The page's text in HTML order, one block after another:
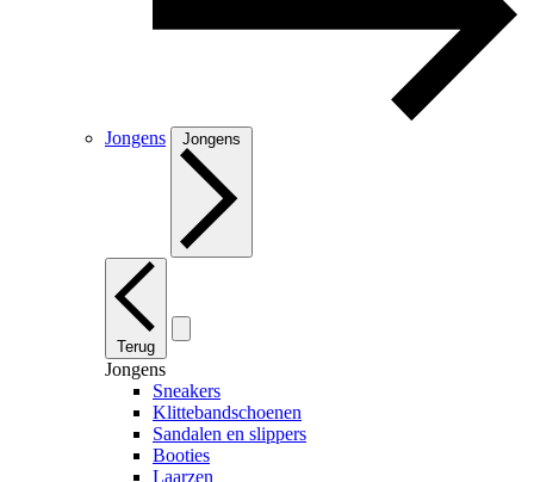
Jongens Jongens
Terug
Jongens
Sneakers
Klittebandschoenen
Sandalen en slippers
Booties
Laarzen